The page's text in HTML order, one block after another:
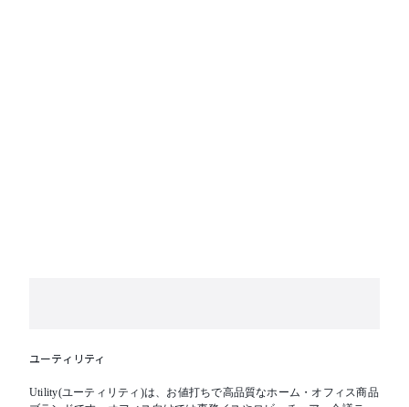
ユーティリティ
Utility(ユーティリティ)は、お値打ちで高品質なホーム・オフィス商品